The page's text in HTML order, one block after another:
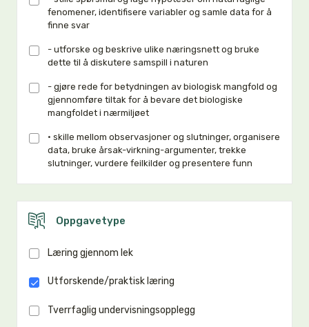
fenomener, identifisere variabler og samle data for å
finne svar
- utforske og beskrive ulike næringsnett og bruke
dette til å diskutere samspill i naturen
- gjøre rede for betydningen av biologisk mangfold og
gjennomføre tiltak for å bevare det biologiske
mangfoldet i nærmiljøet
• skille mellom observasjoner og slutninger, organisere
data, bruke årsak-virkning-argumenter, trekke
slutninger, vurdere feilkilder og presentere funn
Oppgavetype
Læring gjennom lek
Utforskende/praktisk læring
Tverrfaglig undervisningsopplegg